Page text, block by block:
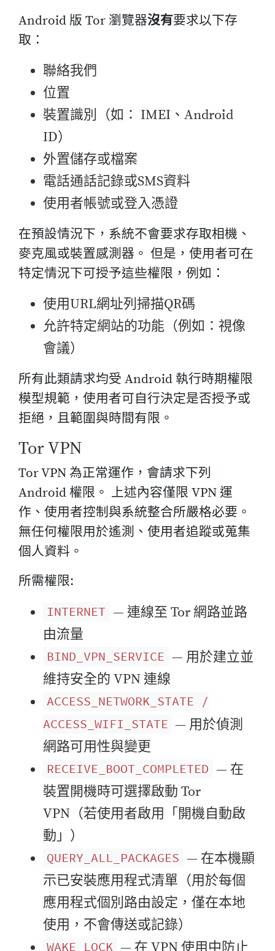
Android 版 Tor 瀏覽器沒有要求以下存
取：
聯絡我們
位置
裝置識別（如： IMEI、Android
ID）
外置儲存或檔案
電話通話記錄或SMS資料
使用者帳號或登入憑證
在預設情況下，系統不會要求存取相機、
麥克風或裝置感測器。 但是，使用者可在
特定情況下可授予這些權限，例如：
使用URL網址列掃描QR碼
允許特定網站的功能（例如：視像
會議）
所有此類請求均受 Android 執行時期權限
模型規範，使用者可自行決定是否授予或
拒絕，且範圍與時間有限。
Tor VPN
Tor VPN 為正常運作，會請求下列
Android 權限。 上述內容僅限 VPN 運
作、使用者控制與系統整合所嚴格必要。
無任何權限用於遙測、使用者追蹤或蒐集
個人資料。
所需權限:
INTERNET — 連線至 Tor 網路並路
由流量
BIND_VPN_SERVICE — 用於建立並
維持安全的 VPN 連線
ACCESS_NETWORK_STATE /
ACCESS_WIFI_STATE — 用於偵測
網路可用性與變更
RECEIVE_BOOT_COMPLETED — 在
裝置開機時可選擇啟動 Tor
VPN（若使用者啟用「開機自動啟
動」）
QUERY_ALL_PACKAGES — 在本機顯
示已安裝應用程式清單（用於每個
應用程式個別路由設定，僅在本地
使用，不會傳送或記錄）
WAKE_LOCK — 在 VPN 使用中防止